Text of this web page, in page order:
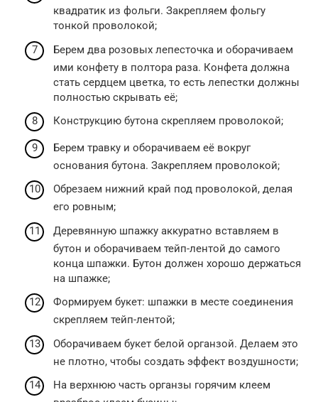
квадратик из фольги. Закрепляем фольгу
тонкой проволокой;
Берем два розовых лепесточка и оборачиваем
ими конфету в полтора раза. Конфета должна
стать сердцем цветка, то есть лепестки должны
полностью скрывать её;
Конструкцию бутона скрепляем проволокой;
Берем травку и оборачиваем её вокруг
основания бутона. Закрепляем проволокой;
Обрезаем нижний край под проволокой, делая
его ровным;
Деревянную шпажку аккуратно вставляем в
бутон и оборачиваем тейп-лентой до самого
конца шпажки. Бутон должен хорошо держаться
на шпажке;
Формируем букет: шпажки в месте соединения
скрепляем тейп-лентой;
Оборачиваем букет белой органзой. Делаем это
не плотно, чтобы создать эффект воздушности;
На верхнюю часть органзы горячим клеем